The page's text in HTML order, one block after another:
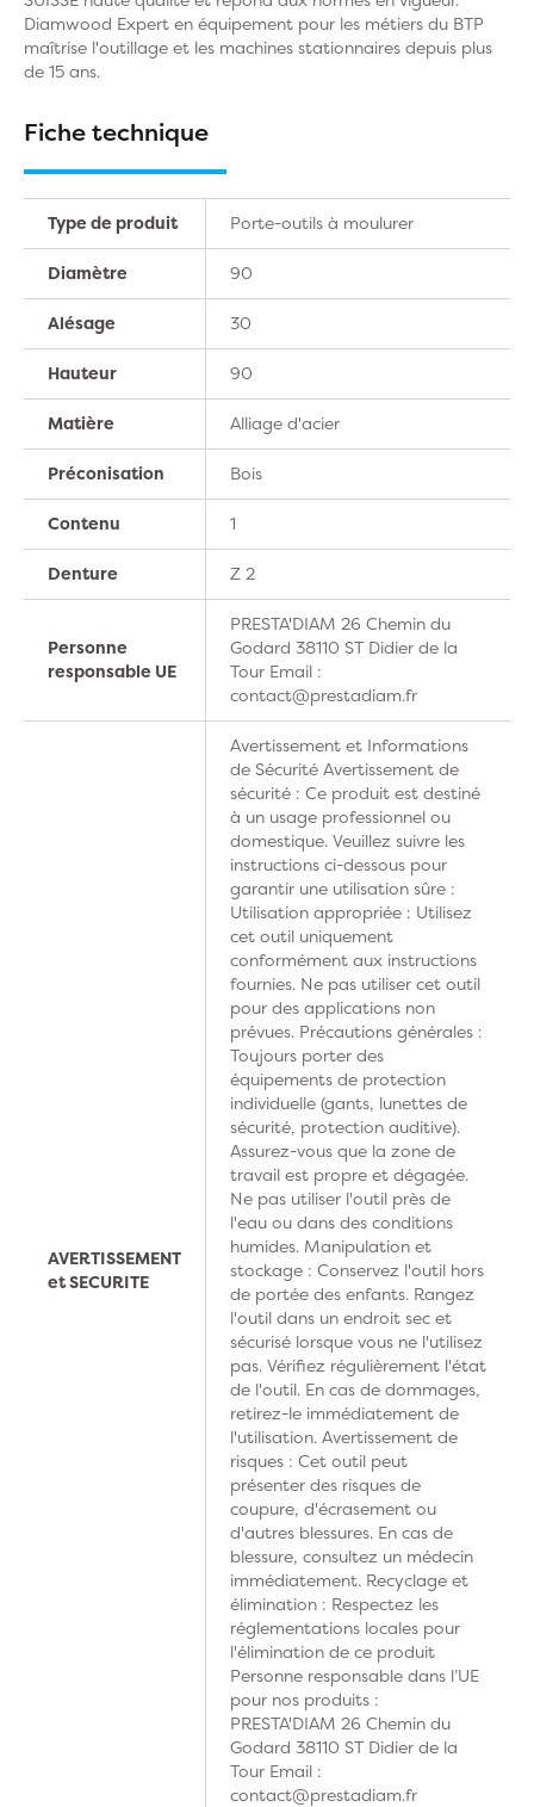
Diamwood Expert en équipement pour les métiers du BTP
maîtrise l'outillage et les machines stationnaires depuis plus
de 15 ans.
Fiche technique
Type de produit Porte-outils à moulurer
Diamètre 90
Alésage 30
Hauteur 90
Matière Alliage d'acier
Préconisation Bois
Contenu 1
Denture Z 2
Personne
responsable UE
PRESTA'DIAM 26 Chemin du
Godard 38110 ST Didier de la
Tour Email :
contact@prestadiam.fr
AVERTISSEMENT
et SECURITE
Avertissement et Informations
de Sécurité Avertissement de
sécurité : Ce produit est destiné
à un usage professionnel ou
domestique. Veuillez suivre les
instructions ci-dessous pour
garantir une utilisation sûre :
Utilisation appropriée : Utilisez
cet outil uniquement
conformément aux instructions
fournies. Ne pas utiliser cet outil
pour des applications non
prévues. Précautions générales :
Toujours porter des
équipements de protection
individuelle (gants, lunettes de
sécurité, protection auditive).
Assurez-vous que la zone de
travail est propre et dégagée.
Ne pas utiliser l'outil près de
l'eau ou dans des conditions
humides. Manipulation et
stockage : Conservez l'outil hors
de portée des enfants. Rangez
l'outil dans un endroit sec et
sécurisé lorsque vous ne l'utilisez
pas. Vérifiez régulièrement l'état
de l'outil. En cas de dommages,
retirez-le immédiatement de
l'utilisation. Avertissement de
risques : Cet outil peut
présenter des risques de
coupure, d'écrasement ou
d'autres blessures. En cas de
blessure, consultez un médecin
immédiatement. Recyclage et
élimination : Respectez les
réglementations locales pour
l'élimination de ce produit
Personne responsable dans l’UE
pour nos produits :
PRESTA'DIAM 26 Chemin du
Godard 38110 ST Didier de la
Tour Email :
contact@prestadiam.fr